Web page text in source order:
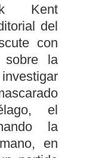
Kent
del
con
sobre la
el
la
en